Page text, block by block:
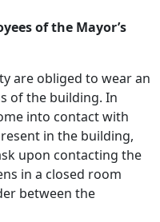
of the Mayor’s
are obliged to wear an
of the building. In
into contact with
in the building,
upon contacting the
in a closed room
between the